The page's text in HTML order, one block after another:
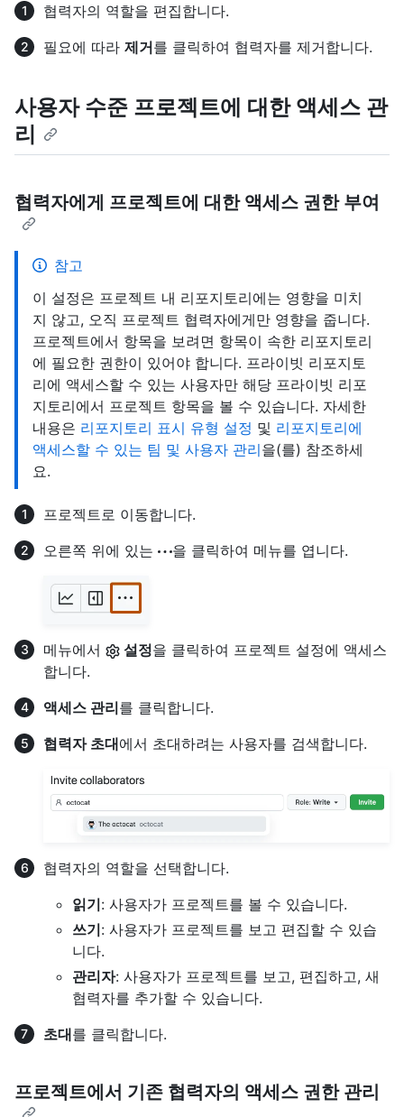
협력자의 역할을 편집합니다.
필요에 따라 제거를 클릭하여 협력자를 제거합니다.
사용자 수준 프로젝트에 대한 액세스 관
리
협력자에게 프로젝트에 대한 액세스 권한 부여
참고
이 설정은 프로젝트 내 리포지토리에는 영향을 미치
지 않고, 오직 프로젝트 협력자에게만 영향을 줍니다.
프로젝트에서 항목을 보려면 항목이 속한 리포지토리
에 필요한 권한이 있어야 합니다. 프라이빗 리포지토
리에 액세스할 수 있는 사용자만 해당 프라이빗 리포
지토리에서 프로젝트 항목을 볼 수 있습니다. 자세한
내용은 리포지토리 표시 유형 설정 및 리포지토리에
액세스할 수 있는 팀 및 사용자 관리을(를) 참조하세
요.
프로젝트로 이동합니다.
오른쪽 위에 있는
을 클릭하여 메뉴를 엽니다.
메뉴에서 설정을 클릭하여 프로젝트 설정에 액세스
합니다.
액세스 관리를 클릭합니다.
협력자 초대에서 초대하려는 사용자를 검색합니다.
협력자의 역할을 선택합니다.
읽기: 사용자가 프로젝트를 볼 수 있습니다.
쓰기: 사용자가 프로젝트를 보고 편집할 수 있습
니다.
관리자: 사용자가 프로젝트를 보고, 편집하고, 새
협력자를 추가할 수 있습니다.
초대를 클릭합니다.
프로젝트에서 기존 협력자의 액세스 권한 관리